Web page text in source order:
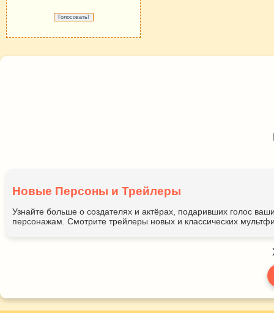
Новые Персоны и Трейлеры
Узнайте больше о создателях и актёрах, подаривших голос
персонажам. Смотрите трейлеры новых и классических